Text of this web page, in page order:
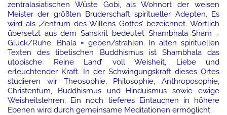
zentralasiatischen Wüste Gobi, als Wohnort der weisen
Meister der größten Bruderschaft spiritueller Adepten. Es
wird als ‚Zentrum des Willens Gottes’ bezeichnet. Wörtlich
übersetzt aus dem Sanskrit bedeutet Shambhala Sham =
Glück/Ruhe, Bhala = geben/strahlen. In alten spirituellen
Texten des tibetischen Buddhismus ist Shambhala das
utopische ‚Reine Land’ voll Weisheit, Liebe und
erleuchtender Kraft. In der Schwingungskraft dieses Ortes
studieren wir Theosophie, Philosophie, Anthroposophie,
Christentum, Buddhismus und Hinduismus sowie ewige
Weisheitslehren. Ein noch tieferes Eintauchen in höhere
Ebenen wird durch gemeinsame Meditationen ermöglicht.